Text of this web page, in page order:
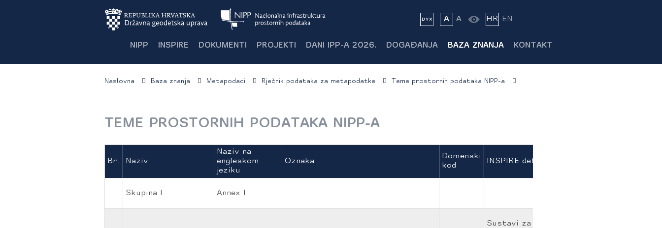
A A HR EN
NIPP INSPIRE DOKUMENTI PROJEKTI DANI IPP-A 2026. DOGAĐANJA BAZA ZNANJA KONTAKT
Naslovna Baza znanja Metapodaci Rječnik podataka za metapodatke Teme prostornih podataka NIPP-a
TEME PROSTORNIH PODATAKA NIPP-A
Br. Naziv
Naziv na
engleskom
jeziku
Oznaka
Domenski
kod
INSPIRE definicija
Skupina I Annex I
Sustavi za